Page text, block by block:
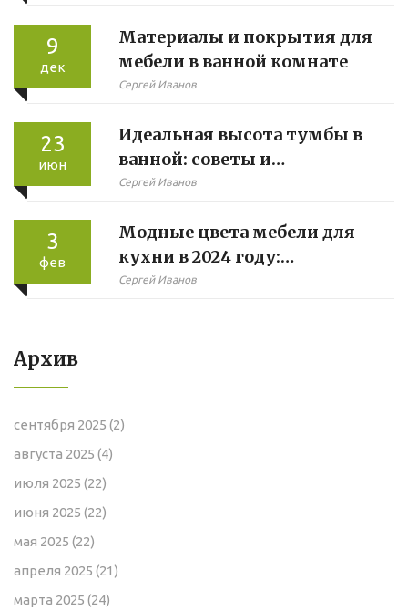
9
дек
Материалы и покрытия для
мебели в ванной комнате
Сергей Иванов
23
июн
Идеальная высота тумбы в
ванной: советы и
практические
Сергей Иванов
3
фев
Модные цвета мебели для
кухни в 2024 году:
практические советы
Сергей Иванов
Архив
сентября 2025 (2)
августа 2025 (4)
июля 2025 (22)
июня 2025 (22)
мая 2025 (22)
апреля 2025 (21)
марта 2025 (24)